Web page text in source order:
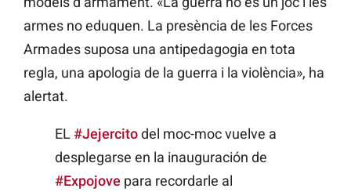
armes no eduquen. La presència de les Forces
Armades suposa una antipedagogia en tota
regla, una apologia de la guerra i la violència», ha
alertat.
EL#Jejercitodel moc-moc vuelve a
desplegarse en la inauguración de
#Expojove para recordarle al